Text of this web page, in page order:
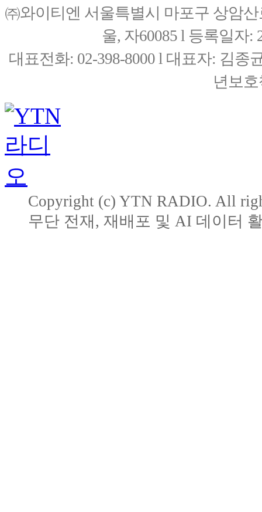
㈜와이티엔 서울특별시 마포구 상암
울, 자60085 l 등록일자:
대표전화: 02-398-8000 l 대표자: 김종
년보
Copyright (c) YTN RADIO. All
무단 전재, 재배포 및 AI 데이터